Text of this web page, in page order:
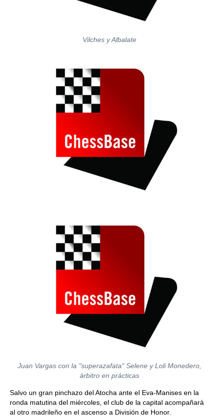
Vilches y Albalate
Juan Vargas con la "superazafata" Selene y Loli Monedero,
árbitro en prácticas
Salvo un gran pinchazo del Atocha ante el Eva-Manises en la
ronda matutina del miércoles, el club de la capital acompañará
al otro madrileño en el ascenso a División de Honor.